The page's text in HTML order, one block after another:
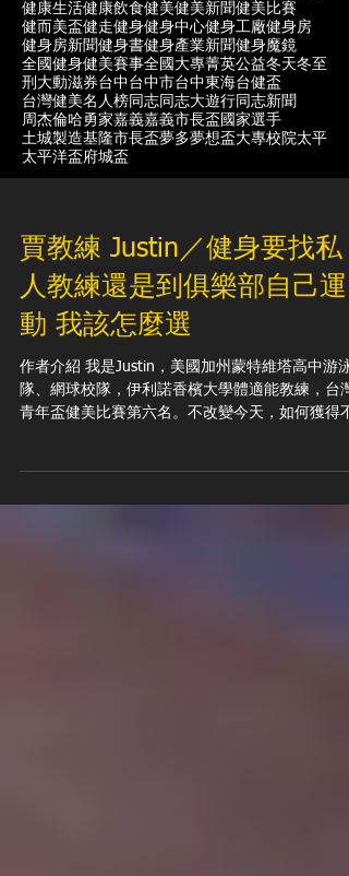
健康生活健康飲食健美健美新聞健美比賽
健而美盃健走健身健身中心健身工廠健身房
健身房新聞健身書健身產業新聞健身魔鏡
全國健身健美賽事全國大專菁英公益冬天冬至
刑大動滋券台中台中市台中東海台健盃
台灣健美名人榜 同志 同志大遊行 同志新聞
周杰倫哈勇家嘉義嘉義市長盃 國家選手
土城製造基隆市長盃夢多夢想盃大專校院太平
太平洋盃府城盃
賈教練 Justin／健身要找私
人教練還是到俱樂部自己運
動 我該怎麼選
作者介紹 我是Justin，美國加州蒙特維塔高中游泳
隊、網球校隊，伊利諾香檳大學體適能教練，台灣
青年盃健美比賽第六名。不改變今天，如何獲得不